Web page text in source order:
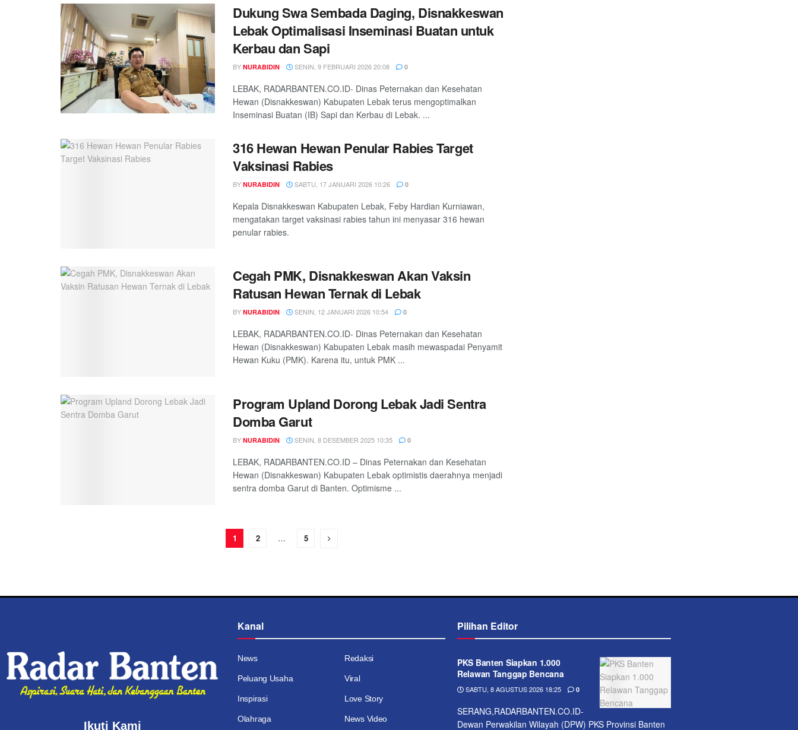
Dukung Swa Sembada Daging, Disnakkeswan
Lebak Optimalisasi Inseminasi Buatan untuk
Kerbau dan Sapi
BY NURABIDIN SENIN, 9 FEBRUARI 2026 20:08 0
LEBAK, RADARBANTEN.CO.ID- Dinas Peternakan dan Kesehatan
Hewan (Disnakkeswan) Kabupaten Lebak terus mengoptimalkan
Inseminasi Buatan (IB) Sapi dan Kerbau di Lebak. ...
316 Hewan Hewan Penular Rabies Target
Vaksinasi Rabies
BY NURABIDIN SABTU, 17 JANUARI 2026 10:26 0
Kepala Disnakkeswan Kabupaten Lebak, Feby Hardian Kurniawan,
mengatakan target vaksinasi rabies tahun ini menyasar 316 hewan
penular rabies.
Cegah PMK, Disnakkeswan Akan Vaksin
Ratusan Hewan Ternak di Lebak
BY NURABIDIN SENIN, 12 JANUARI 2026 10:54 0
LEBAK, RADARBANTEN.CO.ID- Dinas Peternakan dan Kesehatan
Hewan (Disnakkeswan) Kabupaten Lebak masih mewaspadai Penyamit
Hewan Kuku (PMK). Karena itu, untuk PMK ...
Program Upland Dorong Lebak Jadi Sentra
Domba Garut
BY NURABIDIN SENIN, 8 DESEMBER 2025 10:35 0
LEBAK, RADARBANTEN.CO.ID – Dinas Peternakan dan Kesehatan
Hewan (Disnakkeswan) Kabupaten Lebak optimistis daerahnya menjadi
sentra domba Garut di Banten. Optimisme ...
1 2 … 5
Ikuti Kami
Kanal
News Redaksi
Peluang Usaha Viral
Inspirasi Love Story
Olahraga News Video
Pilihan Editor
PKS Banten Siapkan 1.000
Relawan Tanggap Bencana
SABTU, 8 AGUSTUS 2026 18:25 0
SERANG,RADARBANTEN.CO.ID-
Dewan Perwakilan Wilayah (DPW) PKS Provinsi Banten